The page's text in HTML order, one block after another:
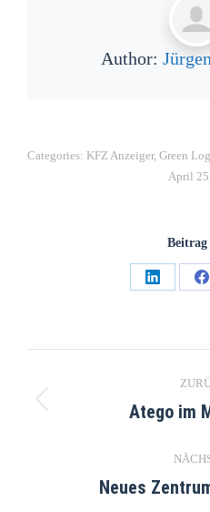
Author:
Categories: KFZ Anzeiger, Green
April
Beitrag
Atego im
Neues